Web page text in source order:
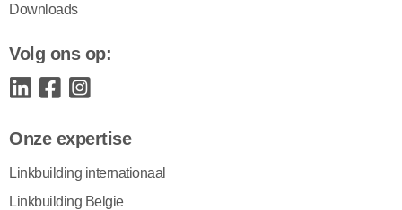
Downloads
Volg ons op:
Onze expertise
Linkbuilding internationaal
Linkbuilding Belgie